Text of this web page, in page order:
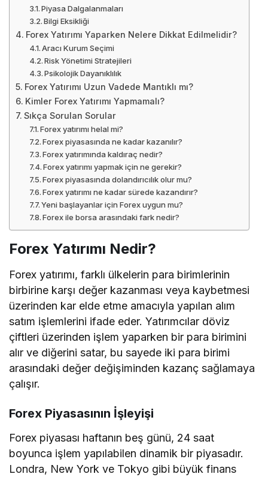
Piyasa Dalgalanmaları
Bilgi Eksikliği
Forex Yatırımı Yaparken Nelere Dikkat Edilmelidir?
Aracı Kurum Seçimi
Risk Yönetimi Stratejileri
Psikolojik Dayanıklılık
Forex Yatırımı Uzun Vadede Mantıklı mı?
Kimler Forex Yatırımı Yapmamalı?
Sıkça Sorulan Sorular
Forex yatırımı helal mi?
Forex piyasasında ne kadar kazanılır?
Forex yatırımında kaldıraç nedir?
Forex yatırımı yapmak için ne gerekir?
Forex piyasasında dolandırıcılık olur mu?
Forex yatırımı ne kadar sürede kazandırır?
Yeni başlayanlar için Forex uygun mu?
Forex ile borsa arasındaki fark nedir?
Forex Yatırımı Nedir?
Forex yatırımı, farklı ülkelerin para birimlerinin
birbirine karşı değer kazanması veya kaybetmesi
üzerinden kar elde etme amacıyla yapılan alım
satım işlemlerini ifade eder. Yatırımcılar döviz
çiftleri üzerinden işlem yaparken bir para birimini
alır ve diğerini satar, bu sayede iki para birimi
arasındaki değer değişiminden kazanç sağlamaya
çalışır.
Forex Piyasasının İşleyişi
Forex piyasası haftanın beş günü, 24 saat
boyunca işlem yapılabilen dinamik bir piyasadır.
Londra, New York ve Tokyo gibi büyük finans